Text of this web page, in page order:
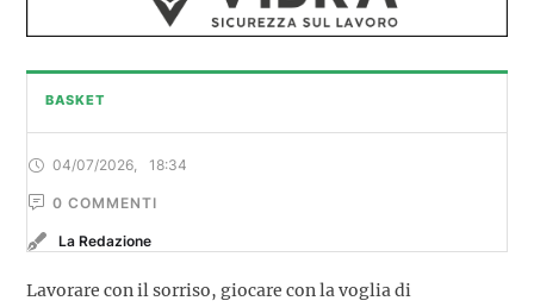
BASKET
04/07/2026 18:34
0 COMMENTI
La Redazione
Lavorare con il sorriso, giocare con la voglia di